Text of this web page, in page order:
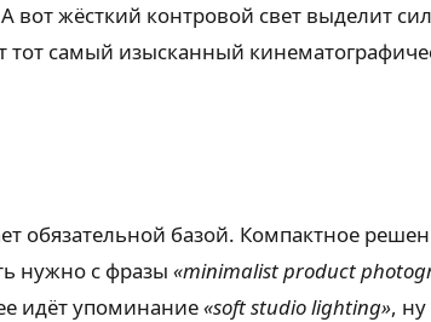
вот жёсткий контровой свет выделит
тот самый изысканный
обязательной базой. Компактное
нужно с фразы «minimalist product
идёт упоминание«soft studio lighting»,